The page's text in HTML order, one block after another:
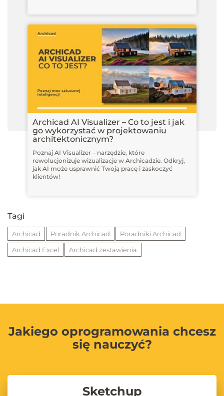
Archicad AI Visualizer – Co to jest i jak
go wykorzystać w projektowaniu
architektonicznym?
Poznaj AI Visualizer – narzędzie, które
rewolucjonizuje wizualizacje w Archicadzie. Odkryj,
jak AI może usprawnić Twoją pracę i zaskoczyć
klientów!
Tagi
Archicad Poradnik Archicad
Poradniki Archicad
Archicad Excel
Archicad zestawienia
Jakiego oprogramowania chcesz
się nauczyć?
Sketchup